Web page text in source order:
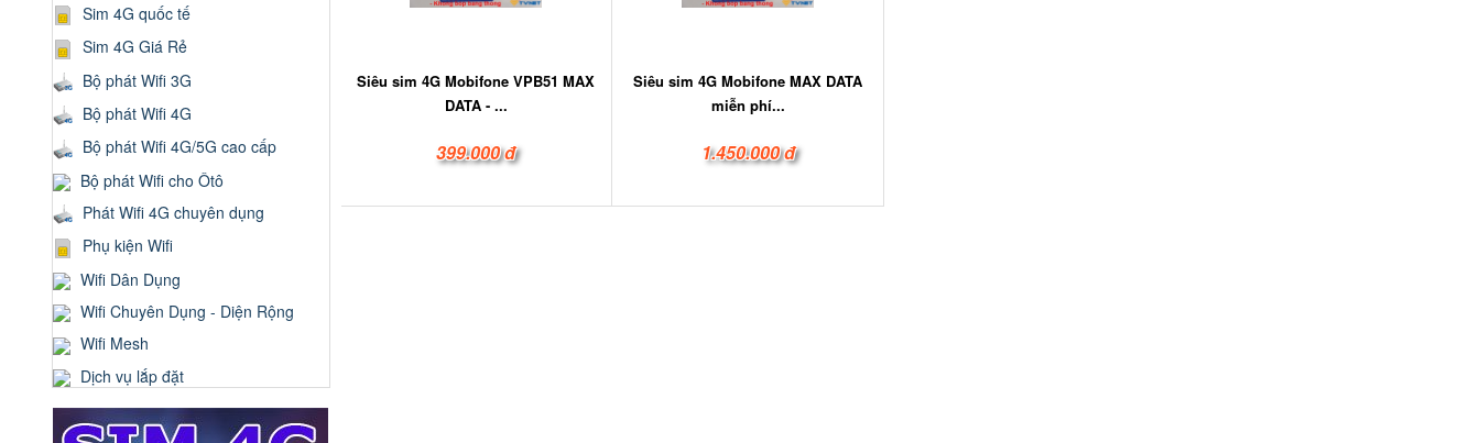
Siêu sim 4G Mobifone VPB51 MAX
DATA - ...
399.000 đ
Siêu sim 4G Mobifone MAX DATA
miễn phí...
1.450.000 đ
Sim 4G quốc tế
Sim 4G Giá Rẻ
Bộ phát Wifi 3G
Bộ phát Wifi 4G
Bộ phát Wifi 4G/5G cao cấp
Bộ phát Wifi cho Ôtô
Phát Wifi 4G chuyên dụng
Phụ kiện Wifi
Wifi Dân Dụng
Wifi Chuyên Dụng - Diện Rộng
Wifi Mesh
Dịch vụ lắp đặt